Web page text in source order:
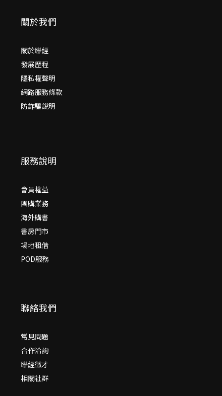
關於我們
關於聯經
發展歷程
隱私權聲明
網路服務條款
防詐騙說明
服務說明
會員權益
團購業務
海外購書
書房門市
場地租借
POD服務
聯絡我們
常見問題
合作洽詢
聯經徵才
相關社群